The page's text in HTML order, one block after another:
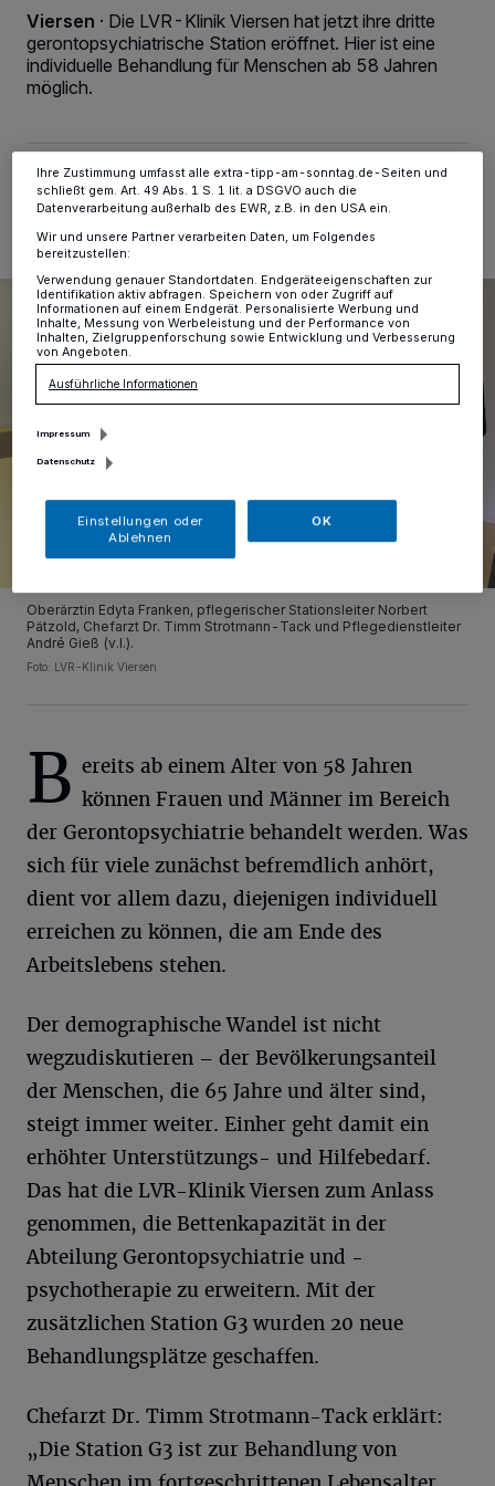
Viersen · Die LVR-Klinik Viersen hat jetzt ihre dritte
gerontopsychiatrische Station eröffnet. Hier ist eine
individuelle Behandlung für Menschen ab 58 Jahren
möglich.
06.06.2022 , 12:40 Uhr Eine Minute Lesezeit
Oberärztin Edyta Franken, pflegerischer Stationsleiter Norbert
Pätzold, Chefarzt Dr. Timm Strotmann-Tack und Pflegedienstleiter
André Gieß (v.l.).
Foto: LVR-Klinik Viersen
B ereits ab einem Alter von 58 Jahren
können Frauen und Männer im Bereich
der Gerontopsychiatrie behandelt werden. Was
sich für viele zunächst befremdlich anhört,
dient vor allem dazu, diejenigen individuell
erreichen zu können, die am Ende des
Arbeitslebens stehen.
Der demographische Wandel ist nicht
wegzudiskutieren – der Bevölkerungsanteil
der Menschen, die 65 Jahre und älter sind,
steigt immer weiter. Einher geht damit ein
erhöhter Unterstützungs- und Hilfebedarf.
Das hat die LVR-Klinik Viersen zum Anlass
genommen, die Bettenkapazität in der
Abteilung Gerontopsychiatrie und -
psychotherapie zu erweitern. Mit der
zusätzlichen Station G3 wurden 20 neue
Behandlungsplätze geschaffen.
Chefarzt Dr. Timm Strotmann-Tack erklärt:
„Die Station G3 ist zur Behandlung von
verarbeiten Daten, um Ihnen Dienste bereitzustellen“ aufgeführten
Zwecke. Wenn Tracker deaktiviert sind, sind manche Inhalte und
Anzeigen möglicherweise nicht mehr so relevant für Sie. Sie können
dieses Menü jederzeit wieder aufrufen, um Ihre Einstellungen zu
ändern oder Ihre Einwilligung zu widerrufen, indem Sie auf den Link
Ihre Zustimmung umfasst alle extra-tipp-am-sonntag.de-Seiten und
schließt gem. Art. 49 Abs. 1 S. 1 lit. a DSGVO auch die
Datenverarbeitung außerhalb des EWR, z.B. in den USA ein.
Wir und unsere Partner verarbeiten Daten, um Folgendes
bereitzustellen:
Verwendung genauer Standortdaten. Endgeräteeigenschaften zur
Identifikation aktiv abfragen. Speichern von oder Zugriff auf
Informationen auf einem Endgerät. Personalisierte Werbung und
Inhalte, Messung von Werbeleistung und der Performance von
Inhalten, Zielgruppenforschung sowie Entwicklung und Verbesserung
von Angeboten.
Ausführliche Informationen
Impressum
Datenschutz
Einstellungen oder
Ablehnen
OK